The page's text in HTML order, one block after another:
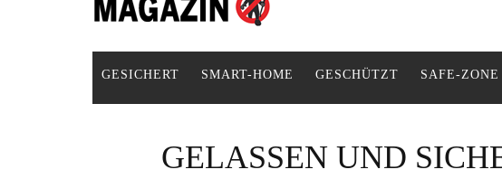
GESICHERT SMART-HOME GESCHÜTZT SAFE-ZONE
GELASSEN UND